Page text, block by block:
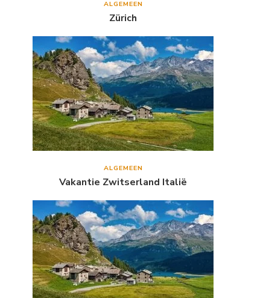
ALGEMEEN
Zürich
ALGEMEEN
Vakantie Zwitserland Italië